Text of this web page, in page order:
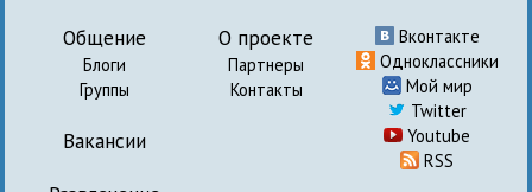
Общение
Блоги
Группы
Вакансии
О проекте
Партнеры
Контакты
Вконтакте
Одноклассники
Мой мир
Twitter
Youtube
RSS